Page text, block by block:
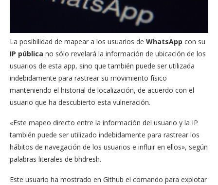
La posibilidad de mapear a los usuarios de WhatsApp con su
IP pública no sólo revelará la información de ubicación de los
usuarios de esta app, sino que también puede ser utilizada
indebidamente para rastrear su movimiento físico
manteniendo el historial de localización, de acuerdo con el
usuario que ha descubierto esta vulneración.
«Este mapeo directo entre la información del usuario y la IP
también puede ser utilizado indebidamente para rastrear los
hábitos de navegación de los usuarios e influir en ellos», según
palabras literales de bhdresh.
Este usuario ha mostrado en Github el comando para explotar